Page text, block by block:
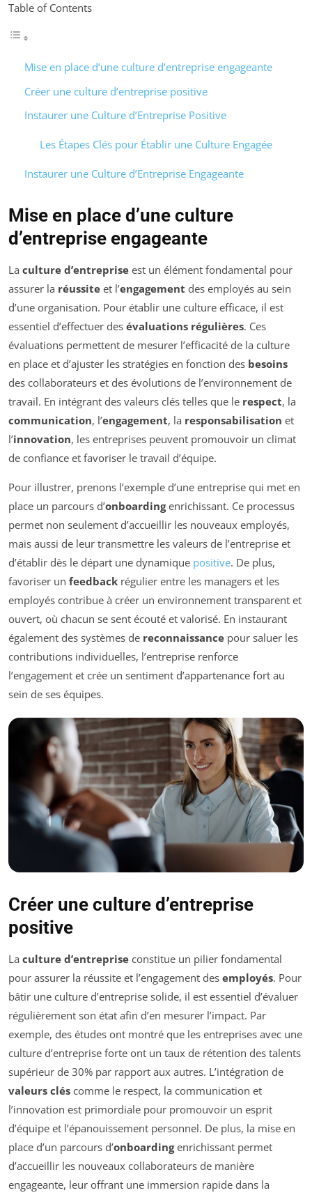
Table of Contents
Mise en place d’une culture d’entreprise engageante
Créer une culture d’entreprise positive
Instaurer une Culture d’Entreprise Positive
Les Étapes Clés pour Établir une Culture Engagée
Instaurer une Culture d’Entreprise Engageante
Mise en place d’une culture
d’entreprise engageante
La culture d’entreprise est un élément fondamental pour
assurer la réussite et l’engagement des employés au sein
d’une organisation. Pour établir une culture efficace, il est
essentiel d’effectuer des évaluations régulières. Ces
évaluations permettent de mesurer l’efficacité de la culture
en place et d’ajuster les stratégies en fonction des besoins
des collaborateurs et des évolutions de l’environnement de
travail. En intégrant des valeurs clés telles que le respect, la
communication, l’engagement, la responsabilisation et
l’innovation, les entreprises peuvent promouvoir un climat
de confiance et favoriser le travail d’équipe.
Pour illustrer, prenons l’exemple d’une entreprise qui met en
place un parcours d’onboardingenrichissant. Ce processus
permet non seulement d’accueillir les nouveaux employés,
mais aussi de leur transmettre les valeurs de l’entreprise et
d’établir dès le départ une dynamique positive. De plus,
favoriser un feedback régulier entre les managers et les
employés contribue à créer un environnement transparent et
ouvert, où chacun se sent écouté et valorisé. En instaurant
également des systèmes de reconnaissance pour saluer les
contributions individuelles, l’entreprise renforce
l’engagement et crée un sentiment d’appartenance fort au
sein de ses équipes.
Créer une culture d’entreprise
positive
La culture d’entreprise constitue un pilier fondamental
pour assurer la réussite et l’engagement des employés. Pour
bâtir une culture d’entreprise solide, il est essentiel d’évaluer
régulièrement son état afin d’en mesurer l’impact. Par
exemple, des études ont montré que les entreprises avec une
culture d’entreprise forte ont un taux de rétention des talents
supérieur de 30% par rapport aux autres. L’intégration de
valeurs clés comme le respect, la communication et
l’innovation est primordiale pour promouvoir un esprit
d’équipe et l’épanouissement personnel. De plus, la mise en
place d’un parcours d’onboardingenrichissant permet
d’accueillir les nouveaux collaborateurs de manière
engageante, leur offrant une immersion rapide dans la